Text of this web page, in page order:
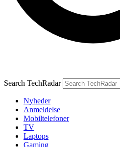
Search TechRadar
Nyheder
Anmeldelse
Mobiltelefoner
TV
Laptops
Gaming